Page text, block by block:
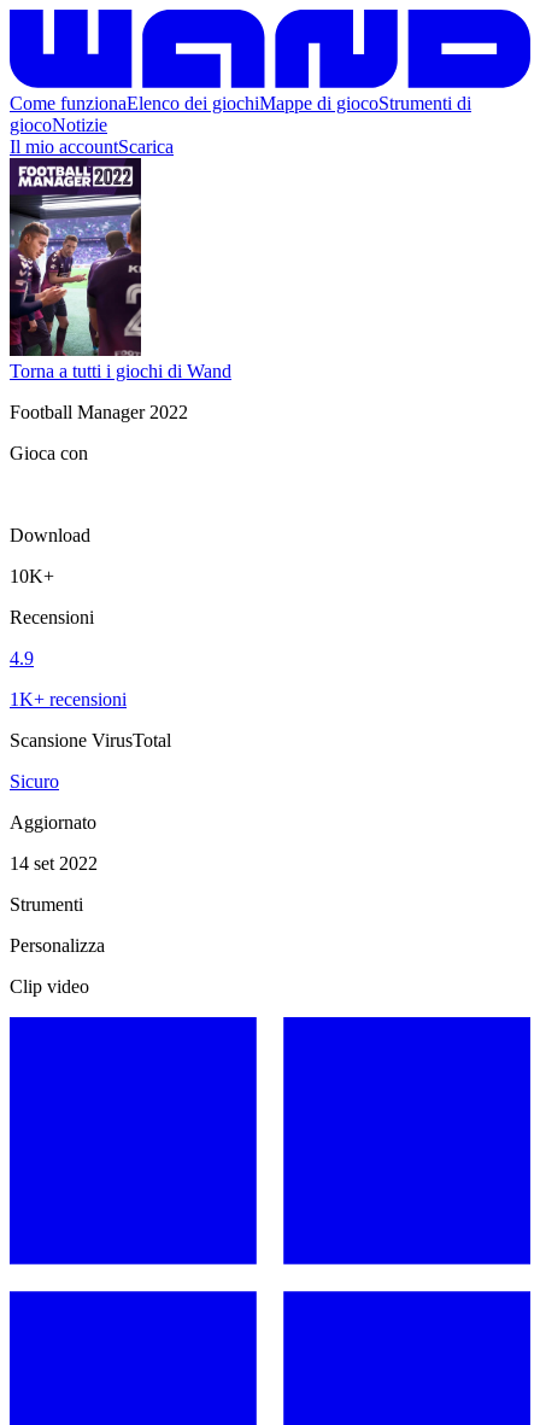
Come funzionaElenco dei giochiMappe di giocoStrumenti di
giocoNotizie
Il mio accountScarica
Torna a tutti i giochi di Wand
Football Manager 2022
Gioca con
Download
10K+
Recensioni
4.9
1K+ recensioni
Scansione VirusTotal
Sicuro
Aggiornato
14 set 2022
Strumenti
Personalizza
Clip video